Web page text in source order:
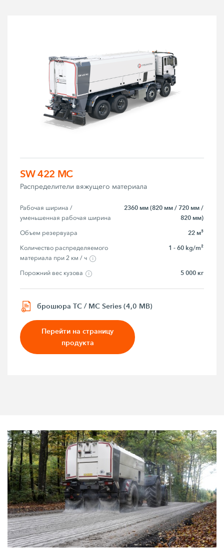
SW 422 MC
Распределители вяжущего материала
Рабочая ширина /
уменьшенная рабочая ширина
2360 мм (820 мм / 720 мм /
820 мм)
Объем резервуара 22 м³
Количество распределяемого
материала при 2 км / ч
1 - 60 kg/m²
Порожний вес кузова 5 000 кг
брошюра TC / MC Series (4,0 MB)
Перейти на страницу
продукта